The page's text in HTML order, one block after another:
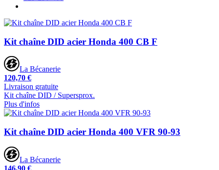
Kit chaîne DID acier Honda 400 CB F
La Bécanerie
120,70 €
Livraison gratuite
Kit chaîne DID / Supersprox.
Plus d'infos
Kit chaîne DID acier Honda 400 VFR 90-93
La Bécanerie
146,90 €